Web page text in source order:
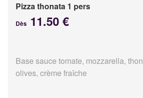
Pizza thonata 1 pers
Dès 11.50 €
Base sauce tomate, mozzarella,
olives, crème fraîche